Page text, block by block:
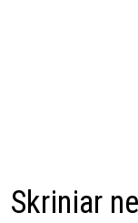
Skriniar